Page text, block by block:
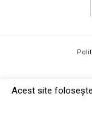
Acest site